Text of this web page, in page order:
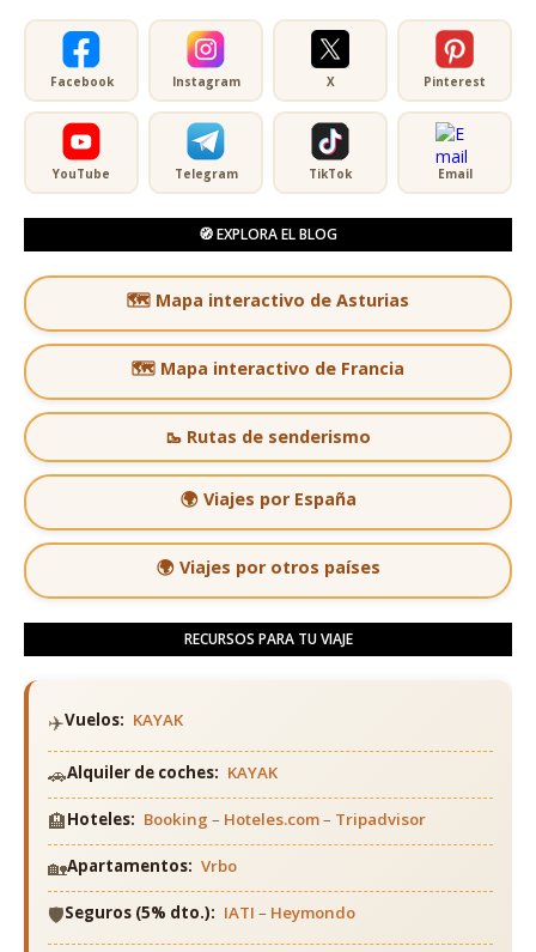
Facebook Instagram X Pinterest
YouTube Telegram TikTok Email
🧭 EXPLORA EL BLOG
🗺️ Mapa interactivo de Asturias
🗺️ Mapa interactivo de Francia
🥾 Rutas de senderismo
🌍 Viajes por España
🌍 Viajes por otros países
RECURSOS PARA TU VIAJE
✈️Vuelos: KAYAK
🚗Alquiler de coches: KAYAK
🏨Hoteles: Booking – Hoteles.com– Tripadvisor
🏡Apartamentos: Vrbo
🛡️Seguros (5% dto.): IATI – Heymondo